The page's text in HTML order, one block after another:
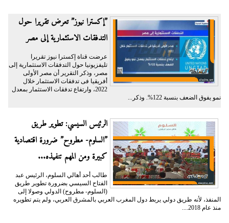
”إكسترا نيوز” تعرض تقريرا حول
التدفقات الاستثمارية إلى مصر
عرضت قناة إكسترا نيوز تقريرا
تليفزيونيا حول التدفقات الاستثمارية إلى
مصر، وذكر التقرير أن مصر الأولى
أفريقيا فى تدفقات الاستثمار خلال
2022، وارتفاع تدفقات الاستثمار بمعدل
نمو يفوق الضعف بنسبة 122%. وذكر...
الرئيس السيسي: تطوير طريق
”السلوم- مطروح” ضرورة اقتصادية
كبيرة ومن المهم تنفيذه...
طالب أحد أهالي السلوم، الرئيس عبد
الفتاح السيسي بضرورة تطوير طريق
(السلوم- مطروح) الدولي وصولا إلى
المنفذ، لأنه طريق دولي يربط دول المغرب العربي بالمشرق العربي، ولم يتم تطويره
منذ عام 2018....